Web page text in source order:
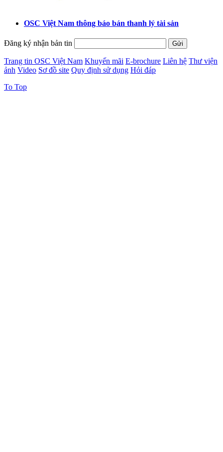
OSC Việt Nam thông báo bán thanh lý tài sản
Đăng ký nhận bản tin
Trang tin OSC Việt Nam Khuyến mãi E-brochure Liên hệ Thư viện
ảnh Video Sơ đồ site Quy định sử dụng Hỏi đáp
To Top